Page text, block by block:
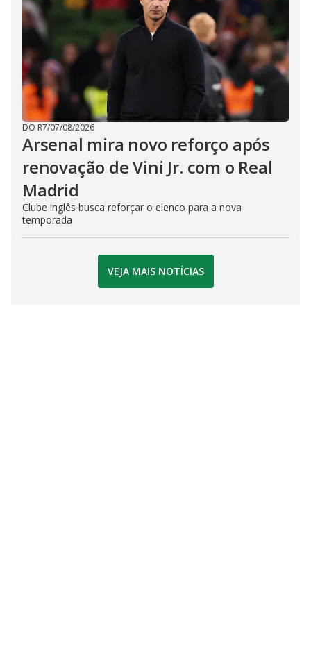
DO R7/07/08/2026
Arsenal mira novo reforço após
renovação de Vini Jr. com o Real
Madrid
Clube inglês busca reforçar o elenco para a nova
temporada
VEJA MAIS NOTÍCIAS